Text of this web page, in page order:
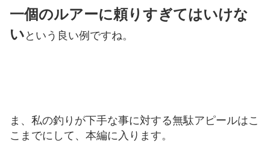
一個のルアーに頼りすぎてはいけな
い という良い例ですね。
ま、私の釣りが下手な事に対する無駄アピールはこ
こまでにして、本編に入ります。